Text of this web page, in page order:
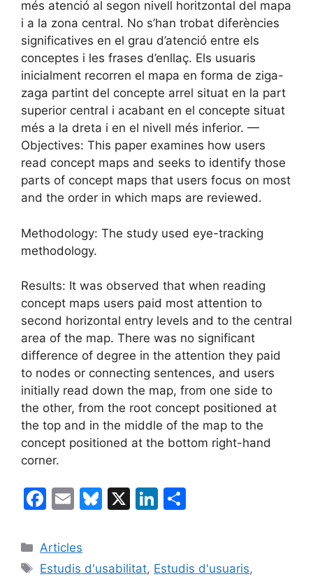
més atenció al segon nivell horitzontal del mapa
i a la zona central. No s’han trobat diferències
significatives en el grau d’atenció entre els
conceptes i les frases d’enllaç. Els usuaris
inicialment recorren el mapa en forma de ziga-
zaga partint del concepte arrel situat en la part
superior central i acabant en el concepte situat
més a la dreta i en el nivell més inferior. —
Objectives: This paper examines how users
read concept maps and seeks to identify those
parts of concept maps that users focus on most
and the order in which maps are reviewed.
Methodology: The study used eye-tracking
methodology.
Results: It was observed that when reading
concept maps users paid most attention to
second horizontal entry levels and to the central
area of the map. There was no significant
difference of degree in the attention they paid
to nodes or connecting sentences, and users
initially read down the map, from one side to
the other, from the root concept positioned at
the top and in the middle of the map to the
concept positioned at the bottom right-hand
corner.
F
c
e
E
ai
l
Bl
s
X
Li
e p
Categories
Articles
Etiquetes
Estudis d'usabilitat, Estudis d'usuaris,